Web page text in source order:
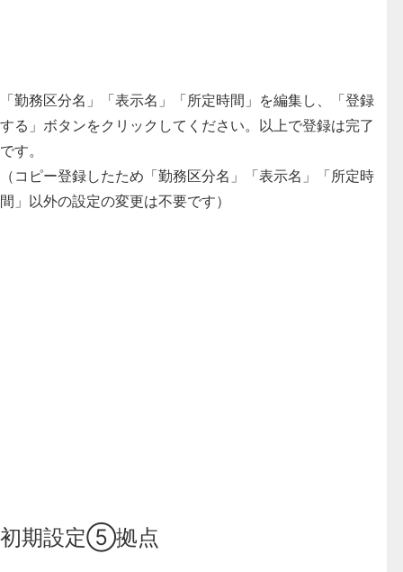
「勤務区分名」「表示名」「所定時間」を編集し、「登録
する」ボタンをクリックしてください。以上で登録は完了
です。
（コピー登録したため「勤務区分名」「表示名」「所定時
間」以外の設定の変更は不要です）
初期設定⑤拠点